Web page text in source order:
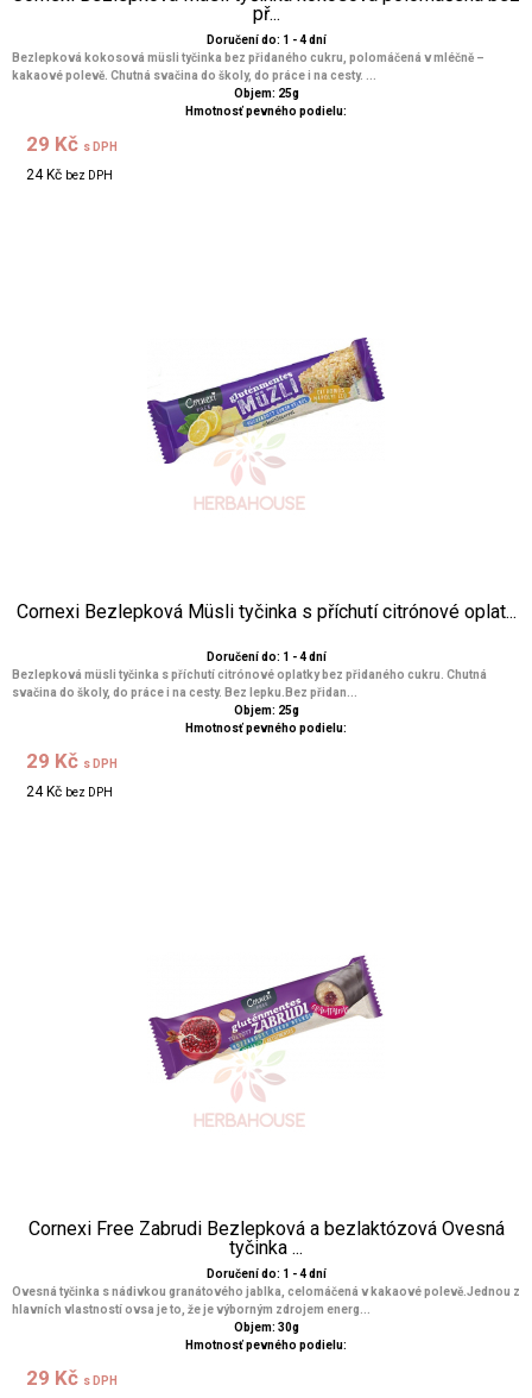
př...
Doručení do: 1 - 4 dní
Bezlepková kokosová müsli tyčinka bez přidaného cukru, polomáčená v mléčně –
kakaové polevě. Chutná svačina do školy, do práce i na cesty. ...
Objem: 25g
Hmotnosť pevného podielu:
29 Kč s DPH
24 Kč bez DPH
Cornexi Bezlepková Müsli tyčinka s příchutí citrónové oplat...
Doručení do: 1 - 4 dní
Bezlepková müsli tyčinka s příchutí citrónové oplatky bez přidaného cukru. Chutná
svačina do školy, do práce i na cesty. Bez lepku.Bez přidan...
Objem: 25g
Hmotnosť pevného podielu:
29 Kč s DPH
24 Kč bez DPH
Cornexi Free Zabrudi Bezlepková a bezlaktózová Ovesná
tyčinka ...
Doručení do: 1 - 4 dní
Ovesná tyčinka s nádivkou granátového jablka, celomáčená v kakaové polevě.Jednou z
hlavních vlastností ovsa je to, že je výborným zdrojem energ...
Objem: 30g
Hmotnosť pevného podielu:
29 Kč s DPH